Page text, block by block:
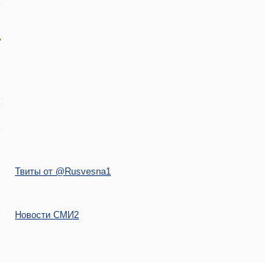
Твиты от @Rusvesna1
Новости СМИ2